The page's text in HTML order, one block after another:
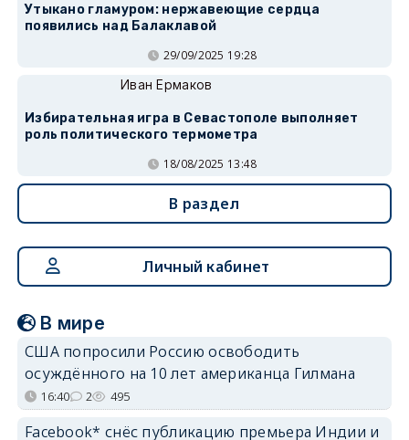
Утыкано гламуром: нержавеющие сердца
появились над Балаклавой
29/09/2025 19:28
Иван Ермаков
Избирательная игра в Севастополе выполняет
роль политического термометра
18/08/2025 13:48
В раздел
Личный кабинет
В мире
США попросили Россию освободить
осуждённого на 10 лет американца Гилмана
16:40 2 495
Facebook* снёс публикацию премьера Индии и